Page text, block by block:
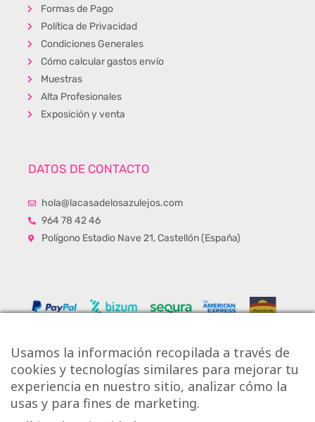
Formas de Pago
Política de Privacidad
Condiciones Generales
Cómo calcular gastos envío
Muestras
Alta Profesionales
Exposición y venta
DATOS DE CONTACTO
hola@lacasadelosazulejos.com
964 78 42 46
Polígono Estadio Nave 21, Castellón (España)
Usamos la información recopilada a través de
cookies y tecnologías similares para mejorar tu
experiencia en nuestro sitio, analizar cómo la
usas y para fines de marketing.